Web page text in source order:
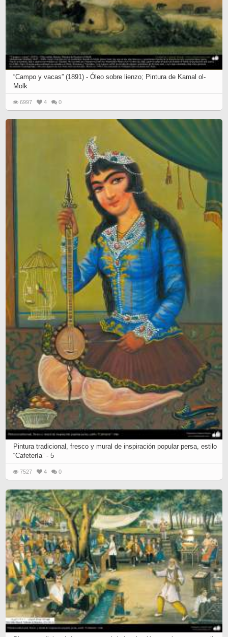
“Campo y vacas” (1891) - Óleo sobre lienzo; Pintura de Kamal ol-
Molk
6997 4 0
Pintura tradicional, fresco y mural de inspiración popular persa, estilo
“Cafetería” - 5
7527 4 0